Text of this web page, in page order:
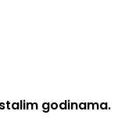
godinama.